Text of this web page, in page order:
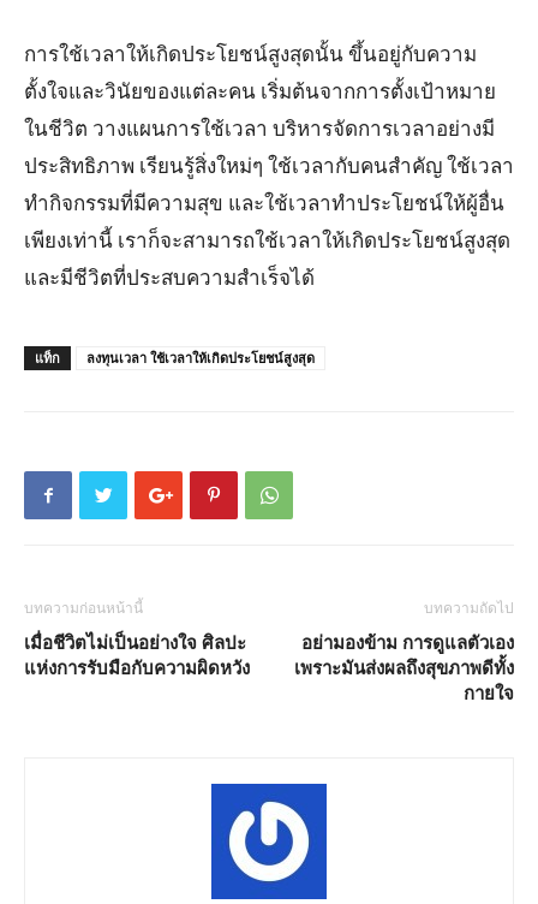
การใช้เวลาให้เกิดประโยชน์สูงสุดนั้น ขึ้นอยู่กับความ
ตั้งใจและวินัยของแต่ละคน เริ่มต้นจากการตั้งเป้าหมาย
ในชีวิต วางแผนการใช้เวลา บริหารจัดการเวลาอย่างมี
ประสิทธิภาพ เรียนรู้สิ่งใหม่ๆ ใช้เวลากับคนสำคัญ ใช้เวลา
ทำกิจกรรมที่มีความสุข และใช้เวลาทำประโยชน์ให้ผู้อื่น
เพียงเท่านี้ เราก็จะสามารถใช้เวลาให้เกิดประโยชน์สูงสุด
และมีชีวิตที่ประสบความสำเร็จได้
แท็ก ลงทุนเวลา ใช้เวลาให้เกิดประโยชน์สูงสุด
บทความก่อนหน้านี้
เมื่อชีวิตไม่เป็นอย่างใจ ศิลปะ
แห่งการรับมือกับความผิดหวัง
บทความถัดไป
อย่ามองข้าม การดูแลตัวเอง
เพราะมันส่งผลถึงสุขภาพดีทั้ง
กายใจ